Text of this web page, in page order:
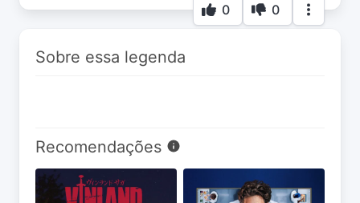
0 0
Sobre essa legenda
Recomendações